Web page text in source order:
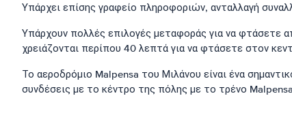
Υπάρχει επίσης γραφείο πληροφοριών, ανταλλαγή
Υπάρχουν πολλές επιλογές μεταφοράς για να φτάσετε
χρειάζονται περίπου 40 λεπτά για να φτάσετε στον
Το αεροδρόμιο Malpensa του Μιλάνου είναι ένα
συνδέσεις με το κέντρο της πόλης με το τρένο